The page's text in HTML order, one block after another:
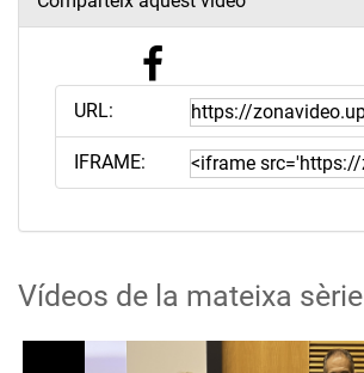
URL:
IFRAME:
Vídeos de la mateixa sèrie